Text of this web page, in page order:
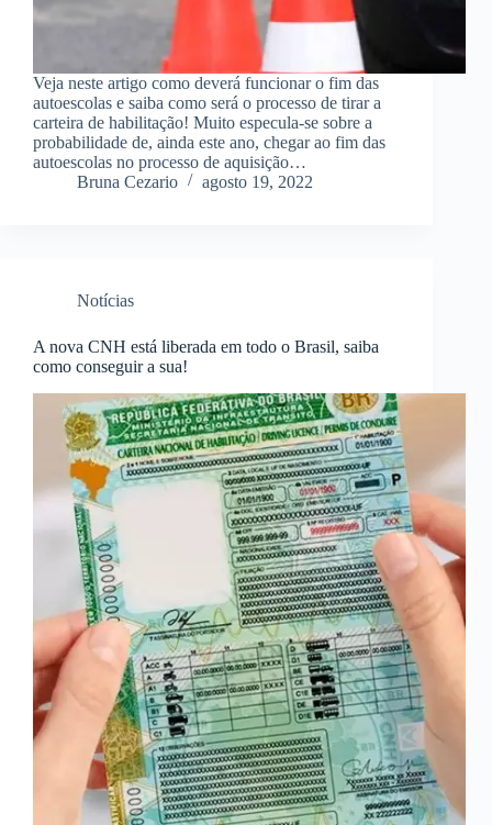
Veja neste artigo como deverá funcionar o fim das
autoescolas e saiba como será o processo de tirar a
carteira de habilitação! Muito especula-se sobre a
probabilidade de, ainda este ano, chegar ao fim das
autoescolas no processo de aquisição…
Bruna Cezario
agosto 19, 2022
Notícias
A nova CNH está liberada em todo o Brasil, saiba
como conseguir a sua!